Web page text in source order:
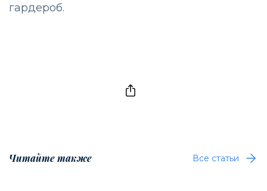
гардероб.
Читайте также Все статьи